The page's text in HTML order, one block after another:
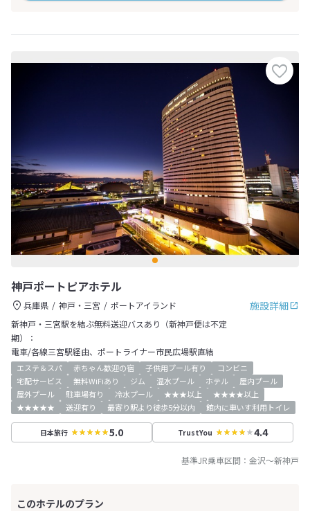
神戸ポートピアホテル
施設詳細
兵庫県 神戸・三宮
ポートアイランド
新神戸・三宮駅を結ぶ無料送迎バスあり（新神戸便は不定
期）：
電車/各線三宮駅経由、ポートライナー市民広場駅直結
エステ＆スパ 赤ちゃん歓迎の宿 子供用プール有り
コンビニ
宅配サービス
無料WiFiあり ジム 温水プール ホテル
屋内プール
屋外プール
駐車場有り 冷水プール ★★★以上
★★★★以上
★★★★★
送迎有り 最寄り駅より徒歩5分以内 館内に車いす利用トイレ
日本旅行 5.0 TrustYou 4.4
基準JR乗車区間： 金沢～新神戸